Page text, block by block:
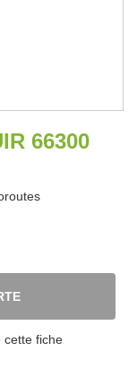
66300
cette fiche